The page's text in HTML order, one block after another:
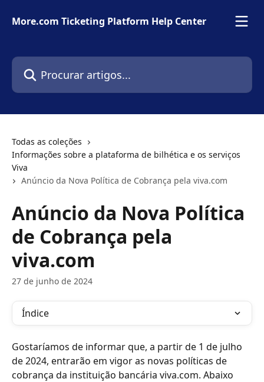
More.com Ticketing Platform Help Center
Procurar artigos...
Todas as coleções
Informações sobre a plataforma de bilhética e os serviços
Viva
Anúncio da Nova Política de Cobrança pela viva.com
Anúncio da Nova Política
de Cobrança pela
viva.com
27 de junho de 2024
Índice
Gostaríamos de informar que, a partir de 1 de julho
de 2024, entrarão em vigor as novas políticas de
cobrança da instituição bancária viva.com. Abaixo